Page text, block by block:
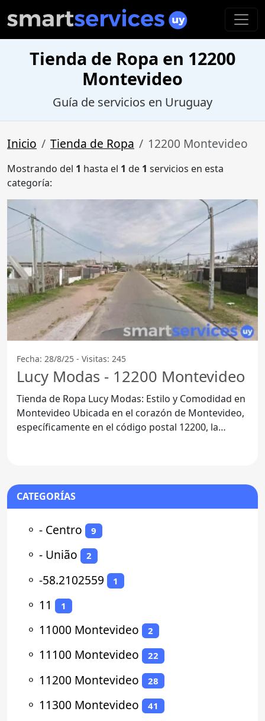
Tienda de Ropa en 12200
Montevideo
Guía de servicios en Uruguay
Inicio Tienda de Ropa 12200 Montevideo
Mostrando del 1 hasta el 1 de 1 servicios en esta
categoría:
Fecha: 28/8/25 - Visitas: 245
Lucy Modas - 12200 Montevideo
Tienda de Ropa Lucy Modas: Estilo y Comodidad en
Montevideo Ubicada en el corazón de Montevideo,
específicamente en el código postal 12200, la
CATEGORÍAS
⚬ - Centro 9
⚬ - União 2
⚬ -58.2102559 1
⚬ 11 1
⚬ 11000 Montevideo 2
⚬ 11100 Montevideo 22
⚬ 11200 Montevideo 28
⚬ 11300 Montevideo 41